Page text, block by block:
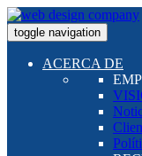
toggle navigation
ACERCA DE